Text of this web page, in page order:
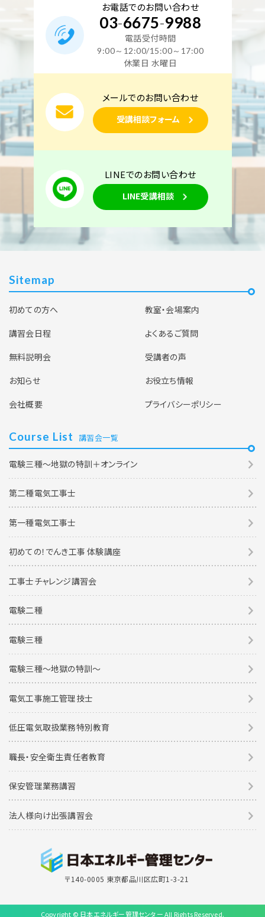
お電話でのお問い合わせ
03-6675-9988
電話受付時間
9:00～12:00/15:00～17:00
休業日 水曜日
メールでのお問い合わせ
受講相談フォーム
LINEでのお問い合わせ
LINE受講相談
Sitemap
初めての方へ
教室・会場案内
講習会日程
よくあるご質問
無料説明会
受講者の声
お知らせ
お役立ち情報
会社概要
プライバシーポリシー
Course List 講習会一覧
電験三種～地獄の特訓＋オンライン
第二種電気工事士
第一種電気工事士
初めての！でんき工事 体験講座
工事士チャレンジ講習会
電験二種
電験三種
電験三種〜地獄の特訓〜
電気工事施工管理技士
低圧電気取扱業務特別教育
職長・安全衛生責任者教育
保安管理業務講習
法人様向け出張講習会
〒140-0005 東京都品川区広町1-3-21
Copyright © 日本エネルギー管理センター All Rights Reserved.